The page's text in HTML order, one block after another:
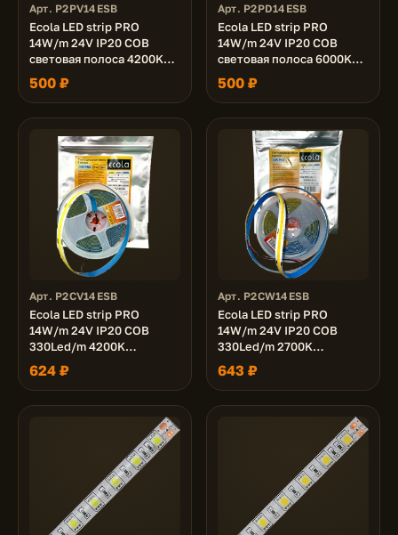
Арт. P2PV14ESB
Ecola LED strip PRO
14W/m 24V IP20 COB
световая полоса 4200K
1400Lm/m на катушке 5м.
500 ₽
Арт. P2PD14ESB
Ecola LED strip PRO
14W/m 24V IP20 COB
световая полоса 6000K
1400Lm/m на катушке 5м.
500 ₽
Арт. P2CV14ESB
Ecola LED strip PRO
14W/m 24V IP20 COB
330Led/m 4200K
1400Lm/m светодиодная
лента на катушке 5м.
624 ₽
Арт. P2CW14ESB
Ecola LED strip PRO
14W/m 24V IP20 COB
330Led/m 2700K
1400Lm/m светодиодная
лента на катушке 5м.
643 ₽